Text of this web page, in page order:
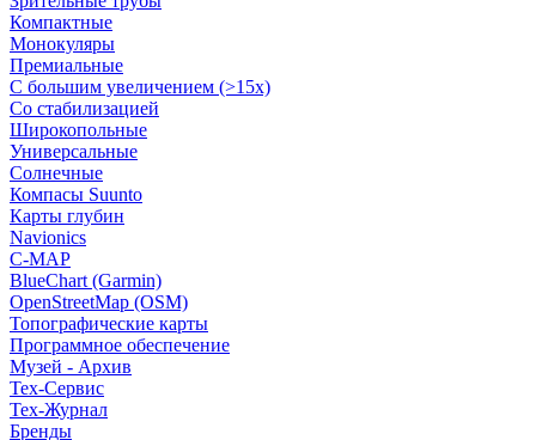
Компактные
Монокуляры
Премиальные
С большим увеличением (>15x)
Со стабилизацией
Широкопольные
Универсальные
Солнечные
Компасы Suunto
Карты глубин
Navionics
C-MAP
BlueChart (Garmin)
OpenStreetMap (OSM)
Топографические карты
Программное обеспечение
Музей - Архив
Tex-Сервис
Тех-Журнал
Бренды